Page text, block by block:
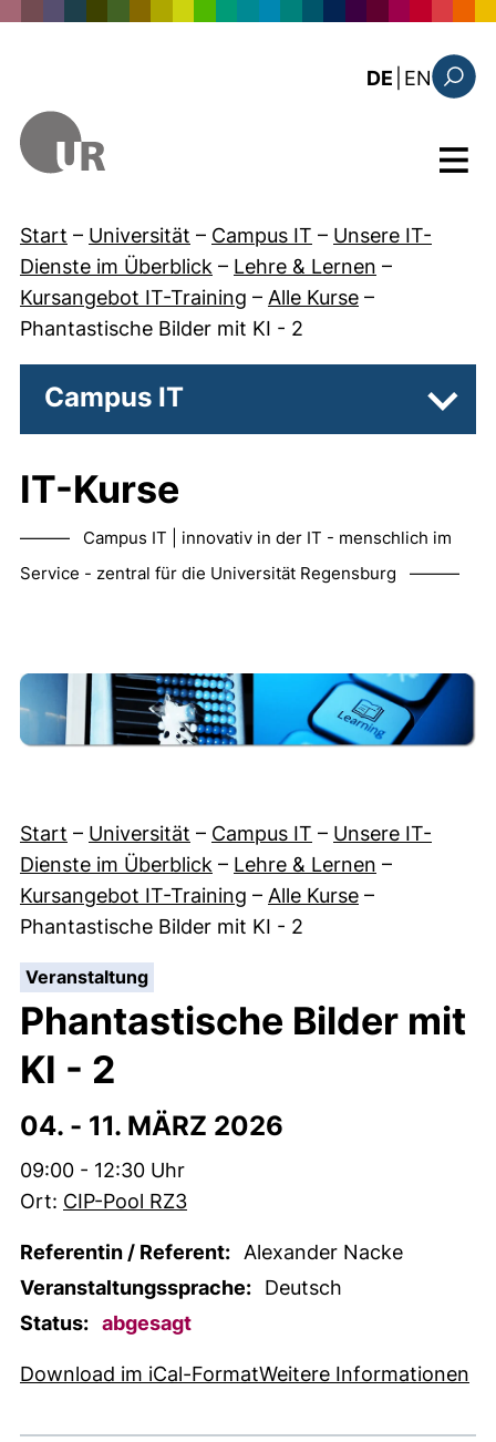
DE EN: the
Menü
Start – Universität – Campus IT – Unsere IT-
Dienste im Überblick – Lehre & Lernen –
Kursangebot IT-Training – Alle Kurse –
Phantastische Bilder mit KI - 2
Campus IT
IT-Kurse
——— Campus IT | innovativ in der IT - menschlich im
Service - zentral für die Universität Regensburg ———
Start – Universität – Campus IT – Unsere IT-
Dienste im Überblick – Lehre & Lernen –
Kursangebot IT-Training – Alle Kurse –
Phantastische Bilder mit KI - 2
Veranstaltung:
Phantastische Bilder mit
KI - 2
04. - 11. MÄRZ 2026
Zeit:
09:00 - 12:30 Uhr
Ort: CIP-Pool RZ3
Referentin / Referent:
Alexander Nacke
Veranstaltungssprache:
Deutsch
Status: abgesagt
Download im iCal-Format, 1 KB (öffnet neues
Weitere Informationen